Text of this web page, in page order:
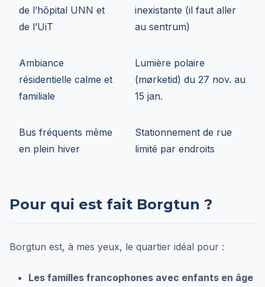
de l’hôpital UNN et
de l’UiT
inexistante (il faut aller
au sentrum)
Ambiance
résidentielle calme et
familiale
Lumière polaire
(mørketid) du 27 nov. au
15 jan.
Bus fréquents même
en plein hiver
Stationnement de rue
limité par endroits
Pour qui est fait Borgtun ?
Borgtun est, à mes yeux, le quartier idéal pour :
Les familles francophones avec enfants en âge